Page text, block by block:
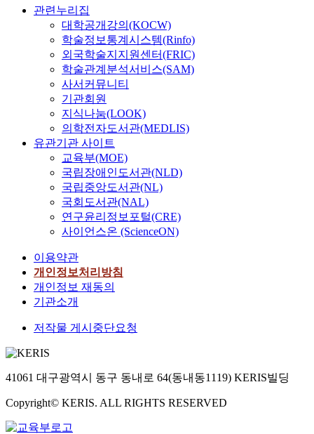
관련누리집
대학공개강의(KOCW)
학술정보통계시스템(Rinfo)
외국학술지지원센터(FRIC)
학술관계분석서비스(SAM)
사서커뮤니티
기관회원
지식나눔(LOOK)
의학전자도서관(MEDLIS)
유관기관 사이트
교육부(MOE)
국립장애인도서관(NLD)
국립중앙도서관(NL)
국회도서관(NAL)
연구윤리정보포털(CRE)
사이언스온 (ScienceON)
이용약관
개인정보처리방침
개인정보 재동의
기관소개
저작물 게시중단요청
41061 대구광역시 동구 동내로 64(동내동1119) KERIS빌딩
Copyright© KERIS. ALL RIGHTS RESERVED